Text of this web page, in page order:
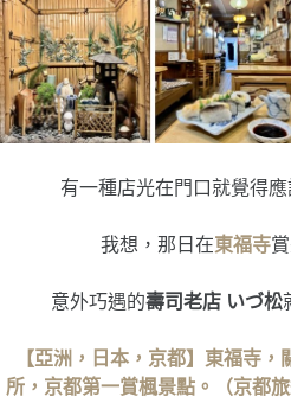
有一種店光在門口就覺得
我想，那日在東福寺
意外巧遇的壽司老店 いづ松
【亞洲，日本，京都】東福寺，
所，京都第一賞楓景點。（京都